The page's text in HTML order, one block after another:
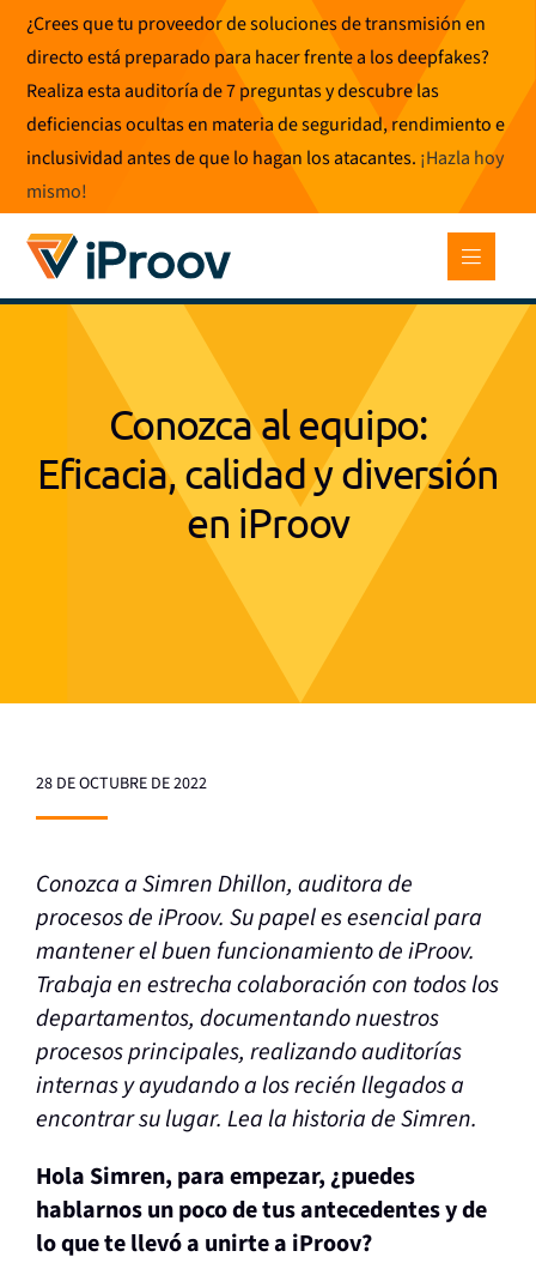
contenido
¿Crees que tu proveedor de soluciones de transmisión en
directo está preparado para hacer frente a los deepfakes?
Realiza esta auditoría de 7 preguntas y descubre las
deficiencias ocultas en materia de seguridad, rendimiento e
inclusividad antes de que lo hagan los atacantes. ¡Hazla hoy
mismo!
Conozca al equipo:
Eficacia, calidad y diversión
en iProov
28 DE OCTUBRE DE 2022
Conozca a Simren Dhillon, auditora de
procesos de iProov. Su papel es esencial para
mantener el buen funcionamiento de iProov.
Trabaja en estrecha colaboración con todos los
departamentos, documentando nuestros
procesos principales, realizando auditorías
internas y ayudando a los recién llegados a
encontrar su lugar. Lea la historia de Simren.
Hola Simren, para empezar, ¿puedes
hablarnos un poco de tus antecedentes y de
lo que te llevó a unirte a iProov?